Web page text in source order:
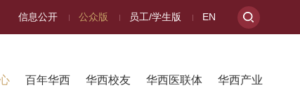
信息公开 公众版 员工/学生版 EN
百年华西 华西校友 华西医联体 华西产业